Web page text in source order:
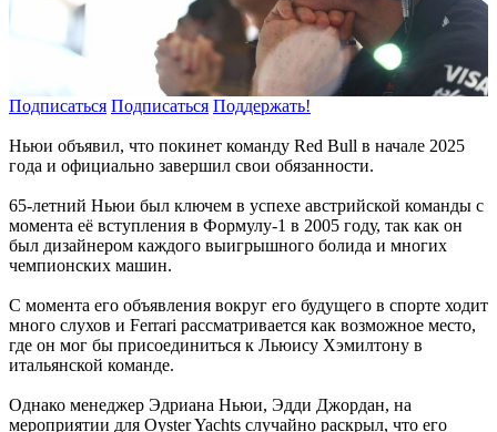
Подписаться Подписаться Поддержать!
Ньюи объявил, что покинет команду Red Bull в начале 2025
года и официально завершил свои обязанности.
65-летний Ньюи был ключем в успехе австрийской команды с
момента её вступления в Формулу-1 в 2005 году, так как он
был дизайнером каждого выигрышного болида и многих
чемпионских машин.
С момента его объявления вокруг его будущего в спорте ходит
много слухов и Ferrari рассматривается как возможное место,
где он мог бы присоединиться к Льюису Хэмилтону в
итальянской команде.
Однако менеджер Эдриана Ньюи, Эдди Джордан, на
мероприятии для Oyster Yachts случайно раскрыл, что его